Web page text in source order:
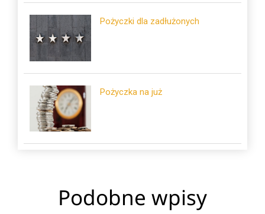
Pożyczki dla zadłużonych
Pożyczka na już
Podobne wpisy